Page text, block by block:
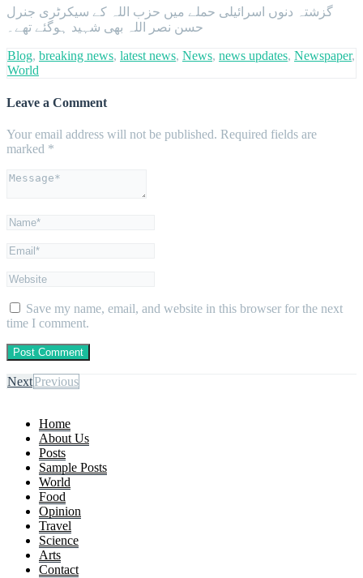
گزشتہ دنوں اسرائیلی حملے میں حزب اللہ کے سیکرٹری جنرل
حسن نصر اللہ بھی شہید ہوگئے تھے۔
Blog, breaking news, latest news, News, news updates, Newspaper,
World
Leave a Comment
Your email address will not be published. Required fields are
marked *
Save my name, email, and website in this browser for the next
time I comment.
NextPrevious
Home
About Us
Posts
Sample Posts
World
Food
Opinion
Travel
Science
Arts
Contact